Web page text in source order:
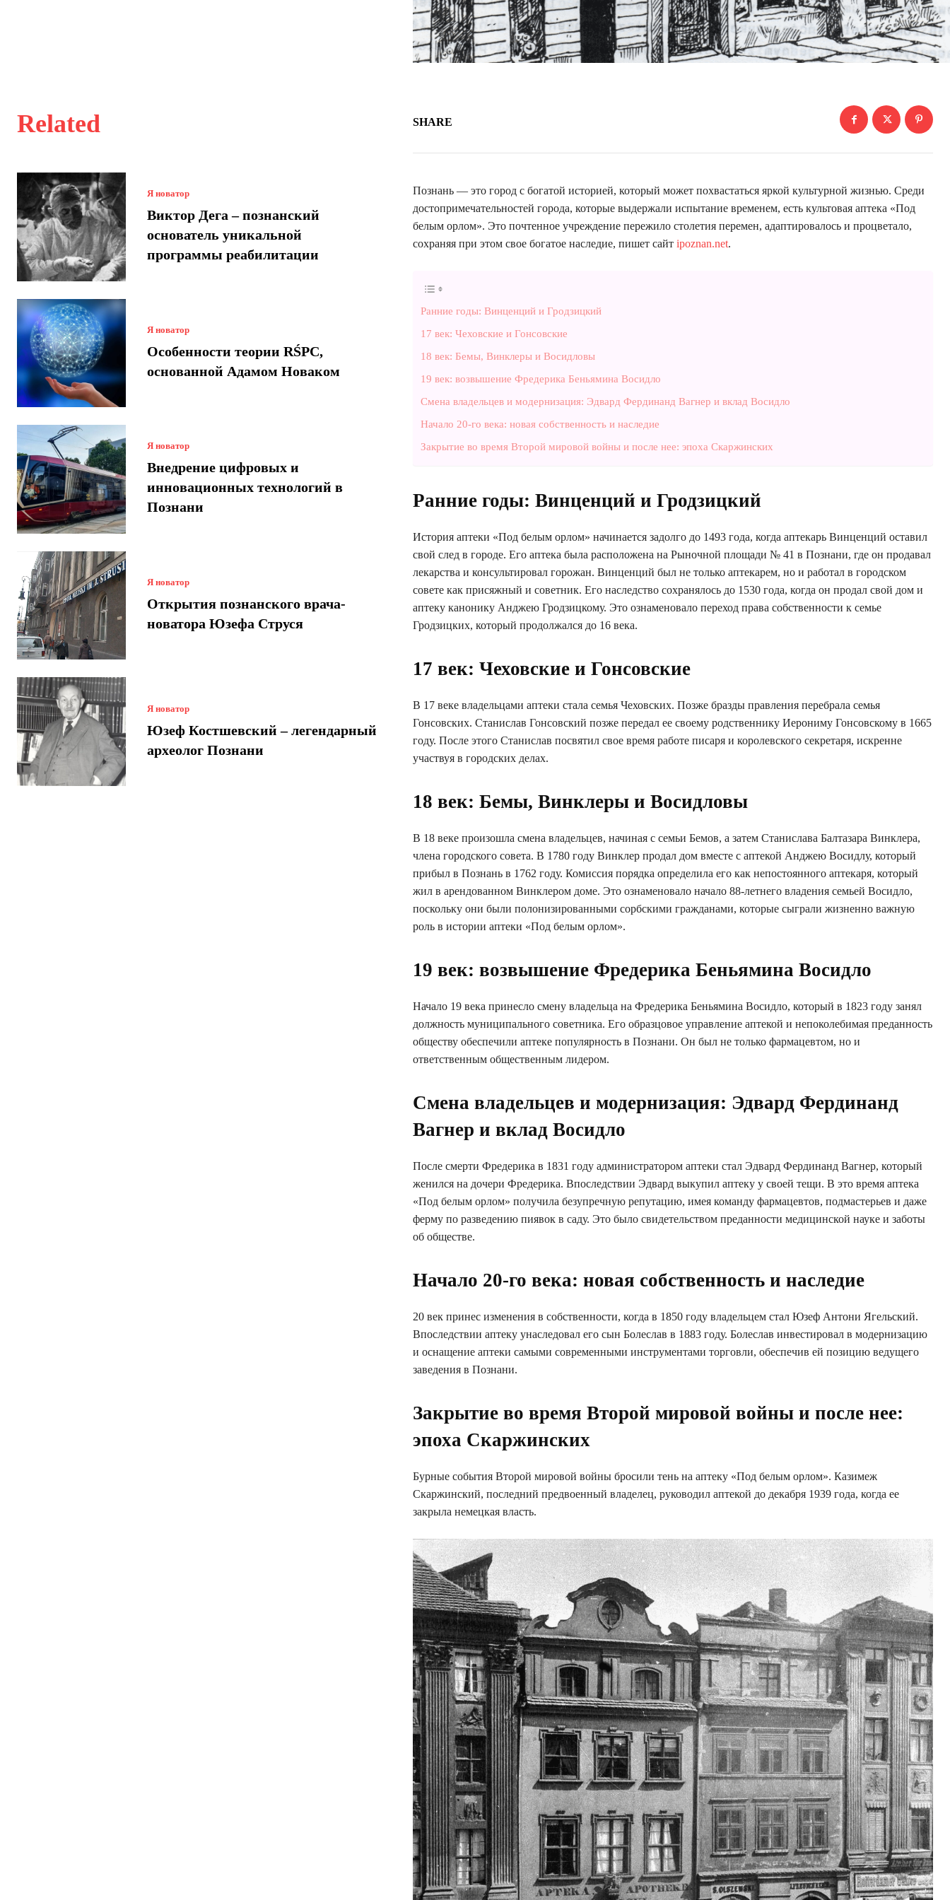
Related
Я новатор
Виктор Дега – познанский
основатель уникальной
программы реабилитации
Я новатор
Особенности теории RŚPC,
основанной Адамом Новаком
Я новатор
Внедрение цифровых и
инновационных технологий в
Познани
Я новатор
Открытия познанского врача-
новатора Юзефа Струся
Я новатор
Юзеф Костшевский – легендарный
археолог Познани
SHARE
Познань — это город с богатой историей, который может похвастаться яркой культурной жизнью. Среди
достопримечательностей города, которые выдержали испытание временем, есть культовая аптека «Под
белым орлом». Это почтенное учреждение пережило столетия перемен, адаптировалось и процветало,
сохраняя при этом свое богатое наследие, пишет сайт ipoznan.net.
Ранние годы: Винценций и Гродзицкий
17 век: Чеховские и Гонсовские
18 век: Бемы, Винклеры и Восидловы
19 век: возвышение Фредерика Беньямина Восидло
Смена владельцев и модернизация: Эдвард Фердинанд Вагнер и вклад Восидло
Начало 20-го века: новая собственность и наследие
Закрытие во время Второй мировой войны и после нее: эпоха Скаржинских
Ранние годы: Винценций и Гродзицкий
История аптеки «Под белым орлом» начинается задолго до 1493 года, когда аптекарь Винценций оставил
свой след в городе. Его аптека была расположена на Рыночной площади № 41 в Познани, где он продавал
лекарства и консультировал горожан. Винценций был не только аптекарем, но и работал в городском
совете как присяжный и советник. Его наследство сохранялось до 1530 года, когда он продал свой дом и
аптеку канонику Анджею Гродзицкому. Это ознаменовало переход права собственности к семье
Гродзицких, который продолжался до 16 века.
17 век: Чеховские и Гонсовские
В 17 веке владельцами аптеки стала семья Чеховских. Позже бразды правления перебрала семья
Гонсовских. Станислав Гонсовский позже передал ее своему родственнику Иерониму Гонсовскому в 1665
году. После этого Станислав посвятил свое время работе писаря и королевского секретаря, искренне
участвуя в городских делах.
18 век: Бемы, Винклеры и Восидловы
В 18 веке произошла смена владельцев, начиная с семьи Бемов, а затем Станислава Балтазара Винклера,
члена городского совета. В 1780 году Винклер продал дом вместе с аптекой Анджею Восидлу, который
прибыл в Познань в 1762 году. Комиссия порядка определила его как непостоянного аптекаря, который
жил в арендованном Винклером доме. Это ознаменовало начало 88-летнего владения семьей Восидло,
поскольку они были полонизированными сорбскими гражданами, которые сыграли жизненно важную
роль в истории аптеки «Под белым орлом».
19 век: возвышение Фредерика Беньямина Восидло
Начало 19 века принесло смену владельца на Фредерика Беньямина Восидло, который в 1823 году занял
должность муниципального советника. Его образцовое управление аптекой и непоколебимая преданность
обществу обеспечили аптеке популярность в Познани. Он был не только фармацевтом, но и
ответственным общественным лидером.
Смена владельцев и модернизация: Эдвард Фердинанд
Вагнер и вклад Восидло
После смерти Фредерика в 1831 году администратором аптеки стал Эдвард Фердинанд Вагнер, который
женился на дочери Фредерика. Впоследствии Эдвард выкупил аптеку у своей тещи. В это время аптека
«Под белым орлом» получила безупречную репутацию, имея команду фармацевтов, подмастерьев и даже
ферму по разведению пиявок в саду. Это было свидетельством преданности медицинской науке и заботы
об обществе.
Начало 20-го века: новая собственность и наследие
20 век принес изменения в собственности, когда в 1850 году владельцем стал Юзеф Антони Ягельский.
Впоследствии аптеку унаследовал его сын Болеслав в 1883 году. Болеслав инвестировал в модернизацию
и оснащение аптеки самыми современными инструментами торговли, обеспечив ей позицию ведущего
заведения в Познани.
Закрытие во время Второй мировой войны и после нее:
эпоха Скаржинских
Бурные события Второй мировой войны бросили тень на аптеку «Под белым орлом». Казимеж
Скаржинский, последний предвоенный владелец, руководил аптекой до декабря 1939 года, когда ее
закрыла немецкая власть.